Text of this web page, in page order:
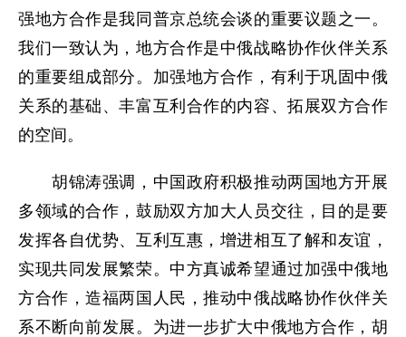
强地方合作是我同普京总统会谈的重要议题之一。
我们一致认为，地方合作是中俄战略协作伙伴关系
的重要组成部分。加强地方合作，有利于巩固中俄
关系的基础、丰富互利合作的内容、拓展双方合作
的空间。
胡锦涛强调，中国政府积极推动两国地方开展
多领域的合作，鼓励双方加大人员交往，目的是要
发挥各自优势、互利互惠，增进相互了解和友谊，
实现共同发展繁荣。中方真诚希望通过加强中俄地
方合作，造福两国人民，推动中俄战略协作伙伴关
系不断向前发展。为进一步扩大中俄地方合作，胡